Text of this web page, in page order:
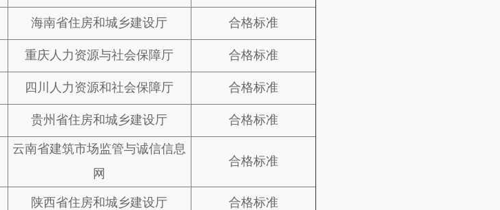
海南省住房和城乡建设厅 合格标准
重庆人力资源与社会保障厅 合格标准
四川人力资源和社会保障厅 合格标准
贵州省住房和城乡建设厅 合格标准
云南省建筑市场监管与诚信信息
网
合格标准
陕西省住房和城乡建设厅 合格标准